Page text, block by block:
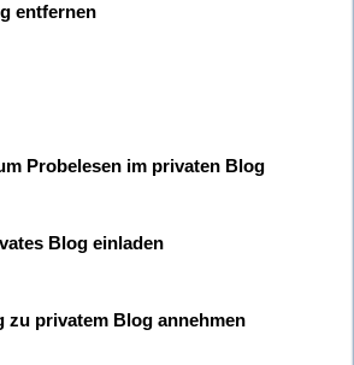
entfernen
Probelesen im privaten Blog
Blog einladen
zu privatem Blog annehmen